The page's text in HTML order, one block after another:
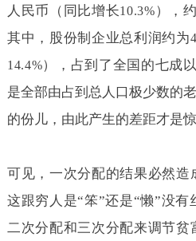
人民币（同比增长10.3%），
其中，股份制企业总利润约为
14.4%），占到了全国的七成以
是全部由占到总人口极少数的
的份儿，由此产生的差距才是惊
可见，一次分配的结果必然造
这跟穷人是“笨”还是“懒”没有
二次分配和三次分配来调节贫